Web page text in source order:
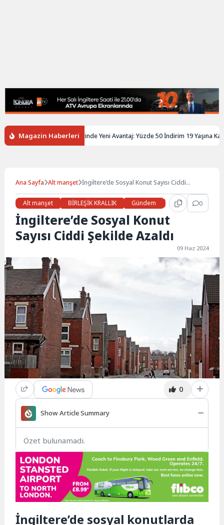
Magazin Haberleri
Gençlere Tren Biletinde Yeni Avantaj: Yüzde 50 İndirim 19 Yaşına Kadar
Ana Sayfa Alt manşet İngiltere’de Sosyal Konut Sayısı Ciddi
Alt manşet
BİRLEŞİK KRALLIK Gündem Haberler 0
İngiltere’de Sosyal Konut
Sayısı Ciddi Şekilde Azaldı
09 Haz 2024
0
Show Article Summary
Özet bulunamadı.
İngiltere’de sosyal konutlarda